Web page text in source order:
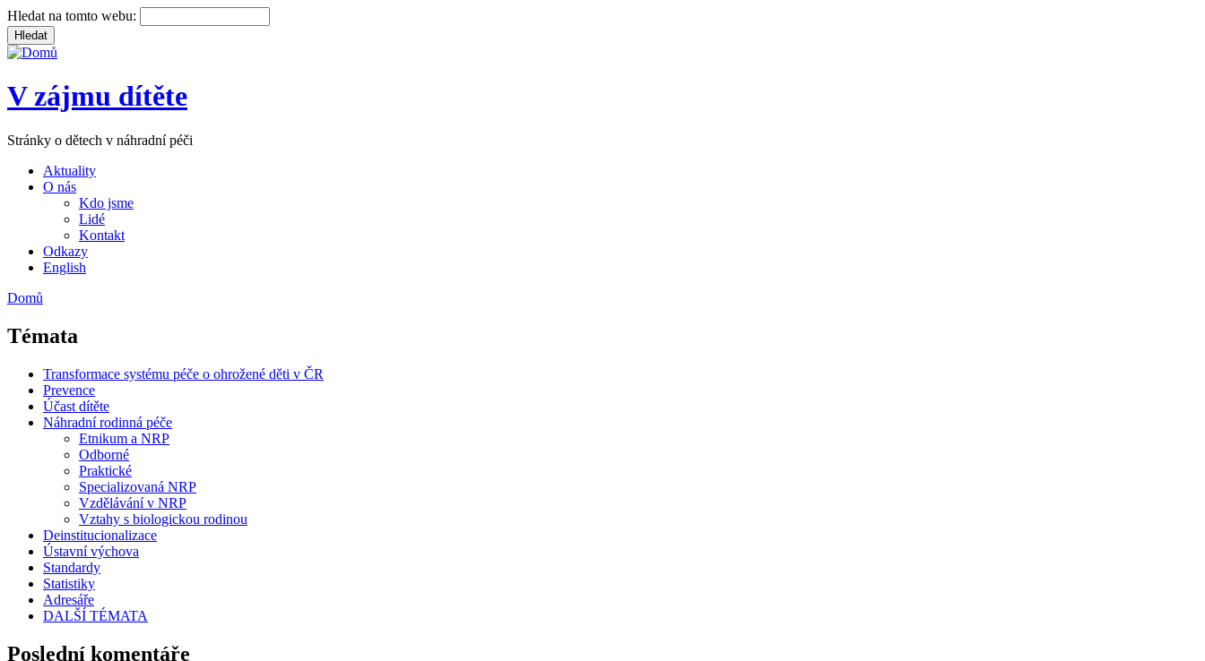
Hledat na tomto webu:
V zájmu dítěte
Stránky o dětech v náhradní péči
Aktuality
O nás
Kdo jsme
Lidé
Kontakt
Odkazy
English
Domů
Témata
Transformace systému péče o ohrožené děti v ČR
Prevence
Účast dítěte
Náhradní rodinná péče
Etnikum a NRP
Odborné
Praktické
Specializovaná NRP
Vzdělávání v NRP
Vztahy s biologickou rodinou
Deinstitucionalizace
Ústavní výchova
Standardy
Statistiky
Adresáře
DALŠÍ TÉMATA
Poslední komentáře